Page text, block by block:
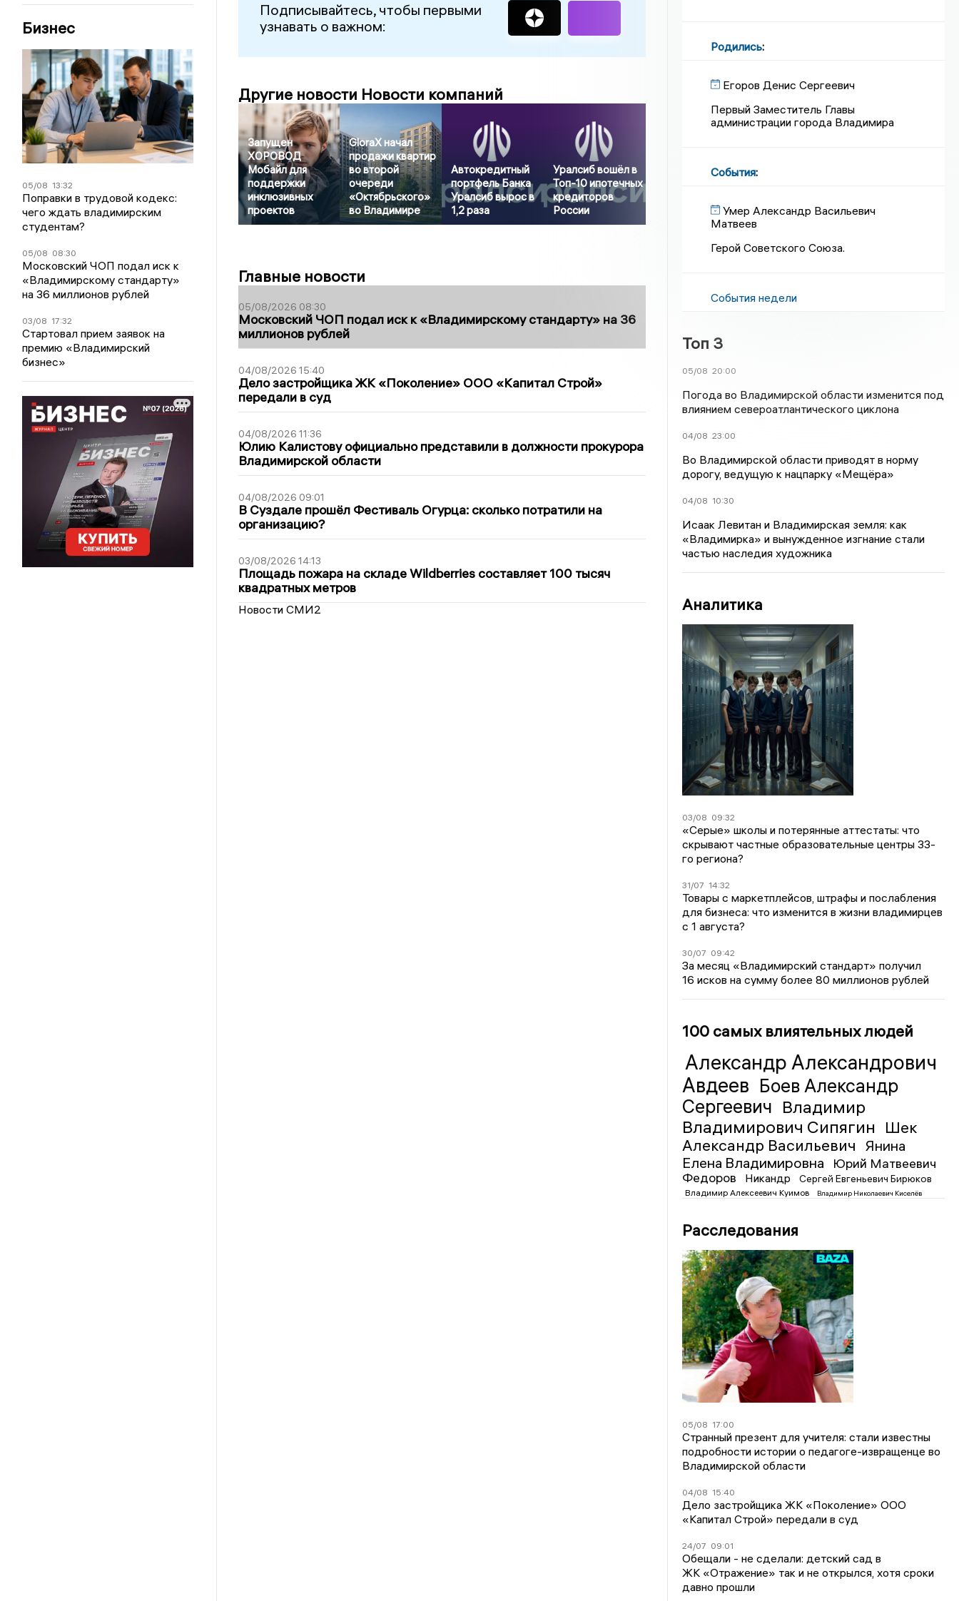
Бизнес
05/08 13:32
Поправки в трудовой кодекс:
чего ждать владимирским
студентам?
05/08 08:30
Московский ЧОП подал иск к
«Владимирскому стандарту»
на 36 миллионов рублей
03/08 17:32
Стартовал прием заявок на
премию «Владимирский
бизнес»
Подписывайтесь, чтобы первыми
узнавать о важном:
Другие новости Новости компаний
Запущен
ХОРОВОД
Мобайл для
поддержки
инклюзивных
проектов
GloraX начал
продажи квартир
во второй
очереди
«Октябрьского»
во Владимире
Автокредитный
портфель Банка
Уралсиб вырос в
1,2 раза
Уралсиб вошёл в
Топ-10 ипотечных
кредиторов
России
Главные новости
05/08/2026 08:30
Московский ЧОП подал иск к «Владимирскому стандарту» на 36
миллионов рублей
04/08/2026 15:40
Дело застройщика ЖК «Поколение» ООО «Капитал Строй»
передали в суд
04/08/2026 11:36
Юлию Калистову официально представили в должности прокурора
Владимирской области
04/08/2026 09:01
В Суздале прошёл Фестиваль Огурца: сколько потратили на
организацию?
03/08/2026 14:13
Площадь пожара на складе Wildberries составляет 100 тысяч
квадратных метров
Новости СМИ2
Родились:
Егоров Денис Сергеевич
Первый Заместитель Главы
администрации города Владимира
События:
Умер Александр Васильевич
Матвеев
Герой Советского Союза.
События недели
Топ 3
05/08 20:00
Погода во Владимирской области изменится под
влиянием североатлантического циклона
04/08 23:00
Во Владимирской области приводят в норму
дорогу, ведущую к нацпарку «Мещёра»
04/08 10:30
Исаак Левитан и Владимирская земля: как
«Владимирка» и вынужденное изгнание стали
частью наследия художника
Аналитика
03/08 09:32
«Серые» школы и потерянные аттестаты: что
скрывают частные образовательные центры 33-
го региона?
31/07 14:32
Товары с маркетплейсов, штрафы и послабления
для бизнеса: что изменится в жизни владимирцев
с 1 августа?
30/07 09:42
За месяц «Владимирский стандарт» получил
16 исков на сумму более 80 миллионов рублей
100 самых влиятельных людей
Александр Александрович
Авдеев Боев Александр
Сергеевич Владимир
Владимирович Сипягин Шек
Александр Васильевич
Янина
Елена Владимировна
Юрий Матвеевич
Федоров
Никандр Сергей Евгеньевич Бирюков
Владимир Алексеевич Куимов Владимир Николаевич Киселёв
Расследования
05/08 17:00
Странный презент для учителя: стали известны
подробности истории о педагоге-извращенце во
Владимирской области
04/08 15:40
Дело застройщика ЖК «Поколение» ООО
«Капитал Строй» передали в суд
24/07 09:01
Обещали - не сделали: детский сад в
ЖК «Отражение» так и не открылся, хотя сроки
давно прошли